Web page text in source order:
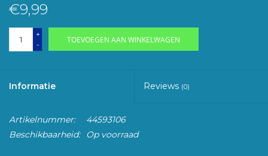
€9,99
+
-
TOEVOEGEN AAN WINKELWAGEN
Informatie Reviews (0)
Artikelnummer:
44593106
Beschikbaarheid:
Op voorraad